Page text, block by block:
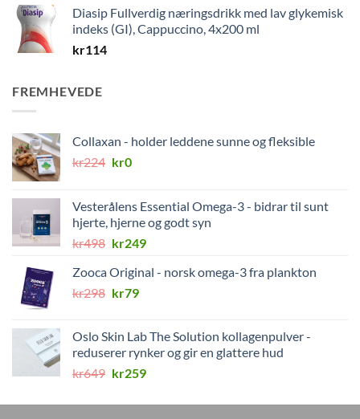
Diasip Fullverdig næringsdrikk med lav glykemisk
indeks (GI), Cappuccino, 4x200 ml
kr114
FREMHEVEDE
Collaxan - holder leddene sunne og fleksible
kr224 Opprinnelig
kr224.
kr0Nåværende
kr0.
Vesterålens Essential Omega-3 - bidrar til sunt
hjerte, hjerne og godt syn
kr498 Opprinnelig
var:
kr498.
kr249Nåværende
er:
Zooca Original - norsk omega-3 fra plankton
kr298 Opprinnelig
kr298.
kr79Nåværende
kr79.
Oslo Skin Lab The Solution kollagenpulver -
reduserer rynker og gir en glattere hud
kr649 Opprinnelig
var:
kr259Nåværende
er: